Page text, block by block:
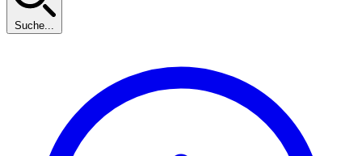
Suche...